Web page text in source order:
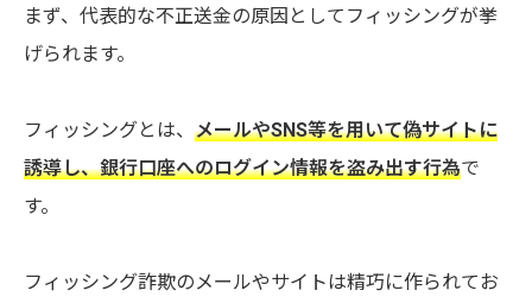
まず、代表的な不正送金の原因としてフィッシングが挙
げられます。
フィッシングとは、 メールやSNS等を用いて偽サイトに
誘導し、銀行口座へのログイン情報を盗み出す行為で
す。
フィッシング詐欺のメールやサイトは精巧に作られてお